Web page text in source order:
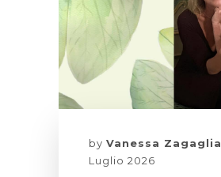
byVanessa Zagaglia
Luglio 2026